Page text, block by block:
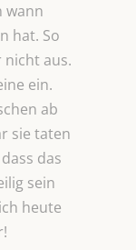
wann
hat. So
nicht aus.
ein.
ab
sie taten
das
sein
heute